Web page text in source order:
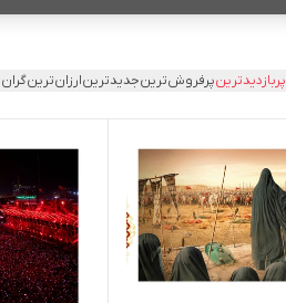
پربازدیدترینپرفروش‌ترینجدیدترینارزان‌ترین